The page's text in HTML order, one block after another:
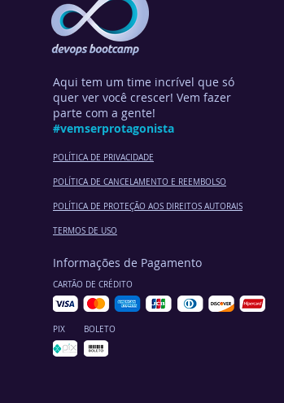
Aqui tem um time incrível que só
quer ver você crescer! Vem fazer
parte com a gente!
#vemserprotagonista
POLÍTICA DE PRIVACIDADE
POLÍTICA DE CANCELAMENTO E REEMBOLSO
POLÍTICA DE PROTEÇÃO AOS DIREITOS AUTORAIS
TERMOS DE USO
Informações de Pagamento
CARTÃO DE CRÉDITO
BOLETO
PIX